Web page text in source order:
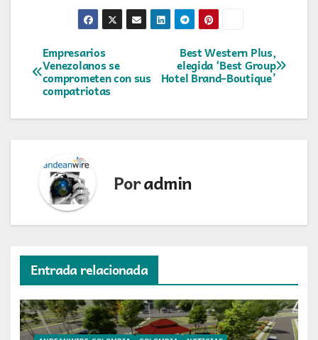
Navegación
de
entradas
Best Western Plus,
elegida ‘Best Group
Hotel Brand–Boutique’
Empresarios
Venezolanos se
comprometen con sus
compatriotas
Poradmin
Entrada relacionada